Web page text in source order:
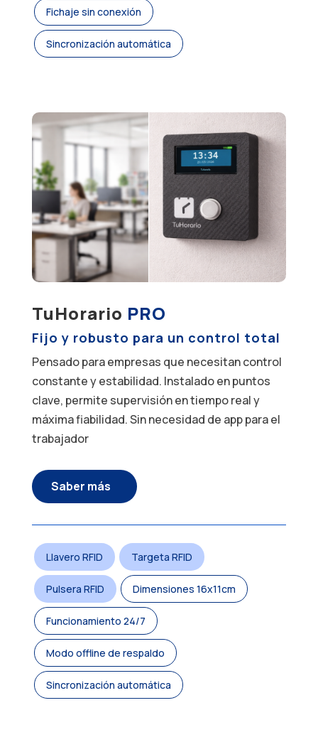
Fichaje sin conexión
Sincronización automática
TuHorario PRO
Fijo y robusto para un control total
Pensado para empresas que necesitan control
constante y estabilidad. Instalado en puntos
clave, permite supervisión en tiempo real y
máxima fiabilidad. Sin necesidad de app para el
trabajador
Saber más
Llavero RFID Targeta RFID
Pulsera RFID Dimensiones 16x11cm
Funcionamiento 24/7
Modo offline de respaldo
Sincronización automática